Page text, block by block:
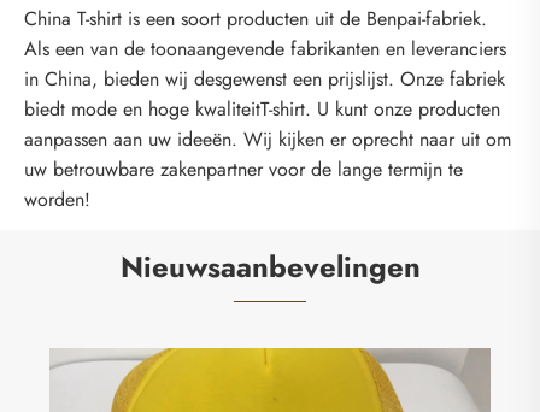
China T-shirt is een soort producten uit de Benpai-fabriek.
Als een van de toonaangevende fabrikanten en leveranciers
in China, bieden wij desgewenst een prijslijst. Onze fabriek
biedt mode en hoge kwaliteitT-shirt. U kunt onze producten
aanpassen aan uw ideeën. Wij kijken er oprecht naar uit om
uw betrouwbare zakenpartner voor de lange termijn te
worden!
Nieuwsaanbevelingen